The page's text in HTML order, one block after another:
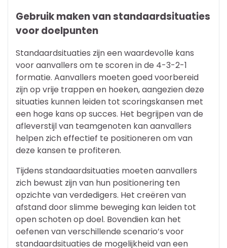
Gebruik maken van standaardsituaties
voor doelpunten
Standaardsituaties zijn een waardevolle kans
voor aanvallers om te scoren in de 4-3-2-1
formatie. Aanvallers moeten goed voorbereid
zijn op vrije trappen en hoeken, aangezien deze
situaties kunnen leiden tot scoringskansen met
een hoge kans op succes. Het begrijpen van de
afleverstijl van teamgenoten kan aanvallers
helpen zich effectief te positioneren om van
deze kansen te profiteren.
Tijdens standaardsituaties moeten aanvallers
zich bewust zijn van hun positionering ten
opzichte van verdedigers. Het creëren van
afstand door slimme beweging kan leiden tot
open schoten op doel. Bovendien kan het
oefenen van verschillende scenario’s voor
standaardsituaties de mogelijkheid van een